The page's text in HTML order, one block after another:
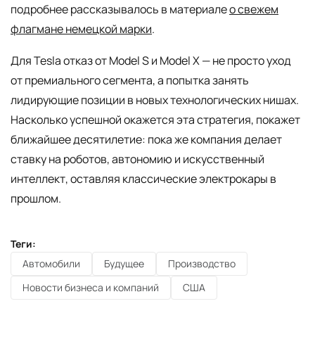
подробнее рассказывалось в материалео свежем
флагмане немецкой марки.
Для Tesla отказ от Model S и Model X — не просто уход
от премиального сегмента, а попытка занять
лидирующие позиции в новых технологических нишах.
Насколько успешной окажется эта стратегия, покажет
ближайшее десятилетие: пока же компания делает
ставку на роботов, автономию и искусственный
интеллект, оставляя классические электрокары в
прошлом.
Теги:
Автомобили
Будущее
Производство
Новости бизнеса и компаний
США